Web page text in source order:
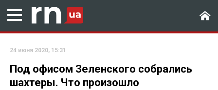
24 июня 2020, 15:31
Под офисом Зеленского собрались
шахтеры. Что произошло